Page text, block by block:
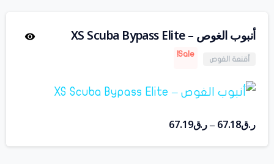
أنبوب الغوص – XS Scuba Bypass Elite
أقنعة الغوص
Sale!
ر.ق67.18
–ر.ق67.19